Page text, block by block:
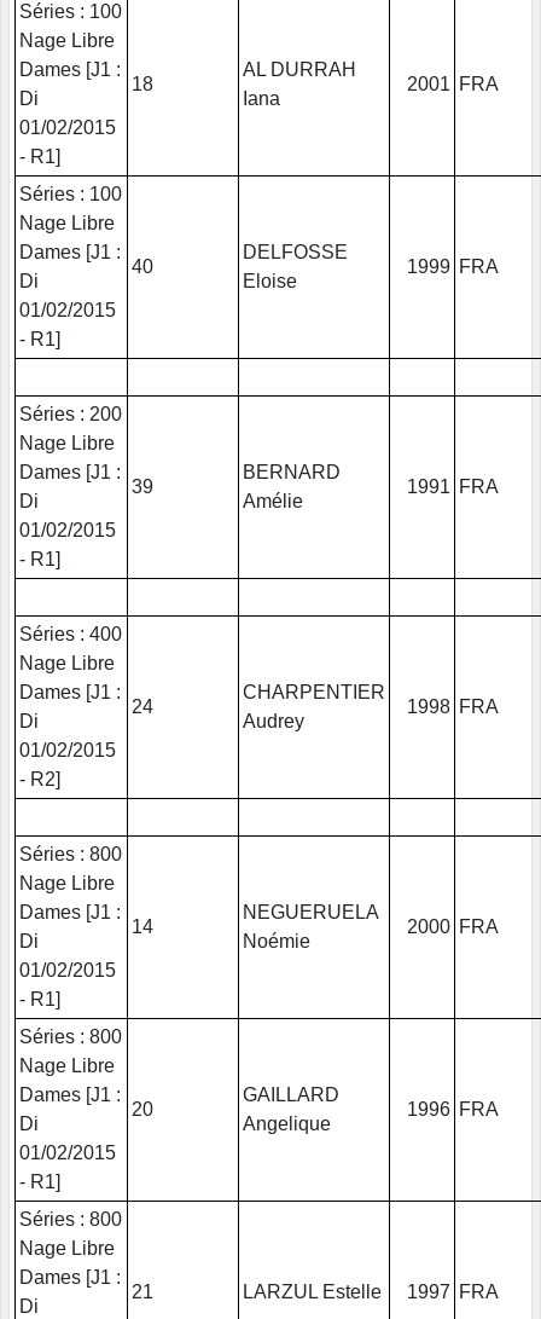
Séries : 100
Nage Libre
Dames [J1 :
Di
01/02/2015
- R1]
18
AL DURRAH
Iana
2001 FRA
Séries : 100
Nage Libre
Dames [J1 :
Di
01/02/2015
- R1]
40
DELFOSSE
Eloise
1999 FRA
Séries : 200
Nage Libre
Dames [J1 :
Di
01/02/2015
- R1]
39
BERNARD
Amélie
1991 FRA
Séries : 400
Nage Libre
Dames [J1 :
Di
01/02/2015
- R2]
24
CHARPENTIER
Audrey
1998 FRA
Séries : 800
Nage Libre
Dames [J1 :
Di
01/02/2015
- R1]
14
NEGUERUELA
Noémie
2000 FRA
Séries : 800
Nage Libre
Dames [J1 :
Di
01/02/2015
- R1]
20
GAILLARD
Angelique
1996 FRA
Séries : 800
Nage Libre
Dames [J1 :
Di
21 LARZUL Estelle 1997 FRA